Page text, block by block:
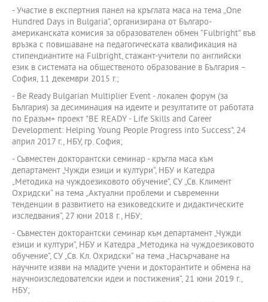
- Участие в експертния панел на кръглата маса на тема „One
Hundred Days in Bulgaria“, организирана от Българо-
американската комисия за образователен обмен “Fulbright” във
връзка с повишаване на педагогическата квалификация на
стипендиантите на Fulbright, стажант-учители по английски
език в системата на общественото образование в България –
София, 11 декември 2015 г.;
- Be Ready Bulgarian Multiplier Event - локален форум (за
България) за десиминация на идеите и резултатите от работата
по Еразъм+ проект "BE READY - Life Skills and Career
Development: Helping Young People Progress into Success", 24
април 2017 г., НБУ, гр. София;
- Съвместен докторантски семинар - кръгла маса към
департамент „Чужди езици и култури“, НБУ и Катедра
„Методика на чуждоезиковото обучение“, СУ „Св. Климент
Охридски“ на тема „Актуални проблеми и съвременни
тенденции в развитието на езиковедските и дидактическите
изследвания“, 27 юни 2018 г., НБУ;
- Съвместен докторантски семинар към департамент „Чужди
езици и култури“, НБУ и Катедра „Методика на чуждоезиковото
обучение“, СУ „Св. Кл. Охридски“ на тема „Насърчаване на
научните изяви на младите учени и докторантите и обмена на
научноизследователски идеи и постижения“, 21 юни 2019 г.,
НБУ;